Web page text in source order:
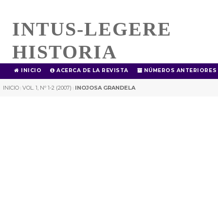
INTUS-LEGERE
HISTORIA
INICIO ACERCA DE LA REVISTA NÚMEROS ANTERIORES
INICIO | VOL. 1, Nº 1-2 (2007) | INOJOSA GRANDELA